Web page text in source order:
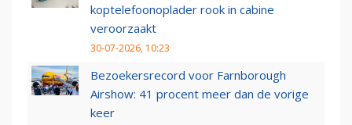
koptelefoonoplader rook in cabine
veroorzaakt
30-07-2026, 10:23
Bezoekersrecord voor Farnborough
Airshow: 41 procent meer dan de vorige
keer